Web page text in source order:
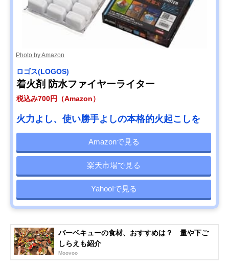
Photo by Amazon
ロゴス(LOGOS)
着火剤 防水ファイヤーライター
税込み700円（Amazon）
火力よし、使い勝手よしの本格的火起こしを
Amazonで見る
楽天市場で見る
Yahoo!で見る
バーベキューの食材、おすすめは？ 量や下ご
しらえも紹介
Moovoo